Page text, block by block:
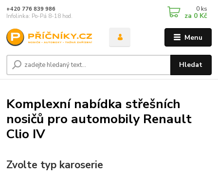
Menu
Hledat
+420 776 839 986
Infolinka: Po-Pá 8-18 hod.
0 ks
za 0 Kč
Komplexní nabídka střešních
nosičů pro automobily Renault
Clio IV
Zvolte typ karoserie